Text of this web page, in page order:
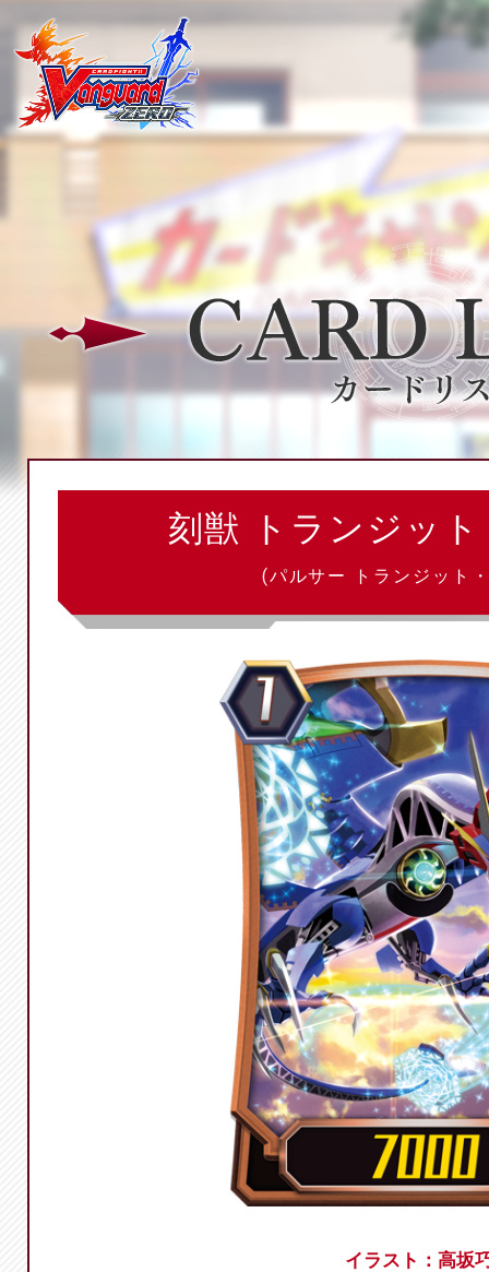
刻獣 トランジッ
(パルサー トランジット
イラスト：高坂